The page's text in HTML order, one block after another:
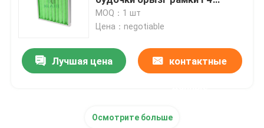
Блок фильтра ФФУ вентилятора
Ливень воздуха чистой комнаты
многоразовая
MOQ：1 шт
Цена：negotiable
Лучшая цена контактные
Осмотрите больше